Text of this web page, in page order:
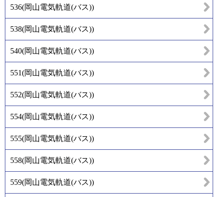
536(岡山電気軌道(バス))
538(岡山電気軌道(バス))
540(岡山電気軌道(バス))
551(岡山電気軌道(バス))
552(岡山電気軌道(バス))
554(岡山電気軌道(バス))
555(岡山電気軌道(バス))
558(岡山電気軌道(バス))
559(岡山電気軌道(バス))